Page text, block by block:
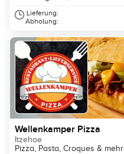
Lieferung:
Abholung:
Wellenkamper Pizza
Itzehoe
Pizza, Pasta, Croques & mehr